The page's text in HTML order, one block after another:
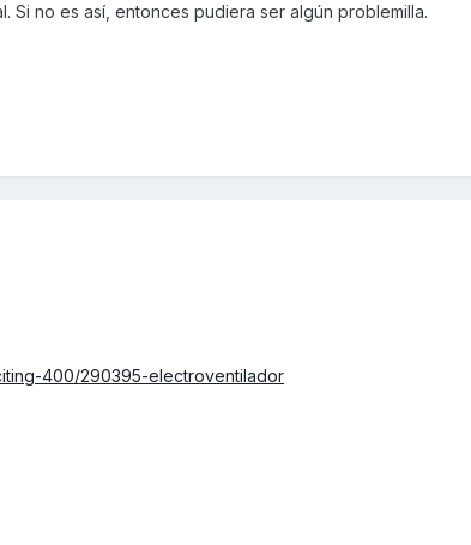
Si no es así, entonces pudiera ser algún problemilla.
400/290395-electroventilador